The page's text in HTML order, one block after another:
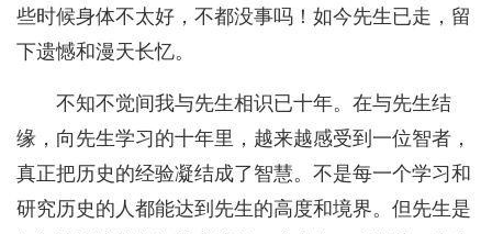
些时候身体不太好，不都没事吗！如今先生已走，留
下遗憾和漫天长忆。
不知不觉间我与先生相识已十年。在与先生结
缘，向先生学习的十年里，越来越感受到一位智者，
真正把历史的经验凝结成了智慧。不是每一个学习和
研究历史的人都能达到先生的高度和境界。但先生是